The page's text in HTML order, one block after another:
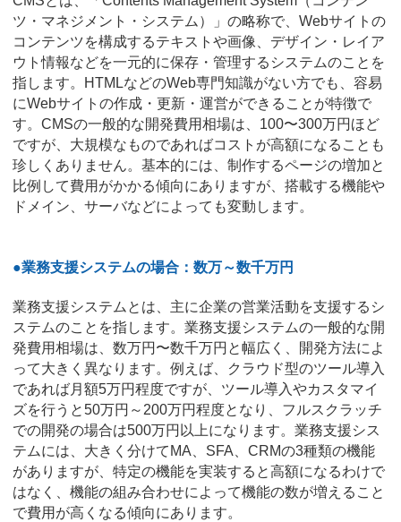
ツ・マネジメント・システム）」の略称で、Webサイトの
コンテンツを構成するテキストや画像、デザイン・レイア
ウト情報などを一元的に保存・管理するシステムのことを
指します。HTMLなどのWeb専門知識がない方でも、容易
にWebサイトの作成・更新・運営ができることが特徴で
す。CMSの一般的な開発費用相場は、100〜300万円ほど
ですが、大規模なものであればコストが高額になることも
珍しくありません。基本的には、制作するページの増加と
比例して費用がかかる傾向にありますが、搭載する機能や
ドメイン、サーバなどによっても変動します。
●業務支援システムの場合：数万～数千万円
業務支援システムとは、主に企業の営業活動を支援するシ
ステムのことを指します。業務支援システムの一般的な開
発費用相場は、数万円〜数千万円と幅広く、開発方法によ
って大きく異なります。例えば、クラウド型のツール導入
であれば月額5万円程度ですが、ツール導入やカスタマイ
ズを行うと50万円～200万円程度となり、フルスクラッチ
での開発の場合は500万円以上になります。業務支援シス
テムには、大きく分けてMA、SFA、CRMの3種類の機能
がありますが、特定の機能を実装すると高額になるわけで
はなく、機能の組み合わせによって機能の数が増えること
で費用が高くなる傾向にあります。